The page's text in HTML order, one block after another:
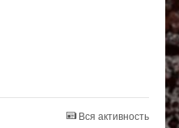
Вся активность